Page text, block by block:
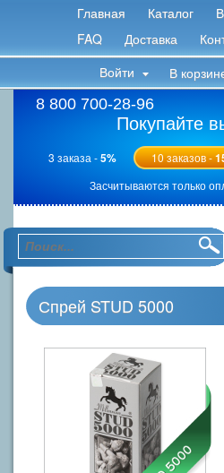
Главная Каталог
FAQ
Доставка
В
Войти
Покупайте
3 заказа -5% 10 заказов -
Засчитываются только
8 800 700-28-96
Спрей STUD 5000